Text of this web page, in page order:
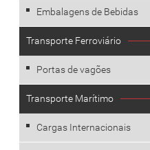
Embalagens de Bebidas
Transporte Ferroviário
Portas de vagões
Transporte Marítimo
Cargas Internacionais